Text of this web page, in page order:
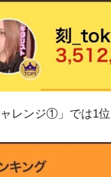
レンジ①」では1位